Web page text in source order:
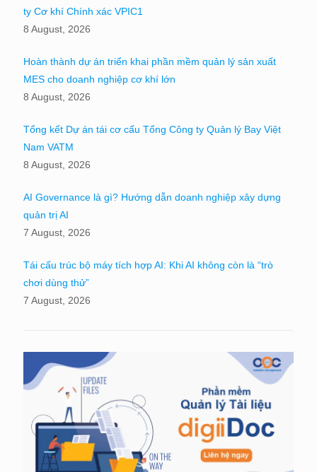
ty Cơ khí Chính xác VPIC1
8 August, 2026
Hoàn thành dự án triển khai phần mềm quản lý sản xuất
MES cho doanh nghiệp cơ khí lớn
8 August, 2026
Tổng kết Dự án tái cơ cấu Tổng Công ty Quản lý Bay Việt
Nam VATM
8 August, 2026
AI Governance là gì? Hướng dẫn doanh nghiệp xây dựng
quản trị AI
7 August, 2026
Tái cấu trúc bộ máy tích hợp AI: Khi AI không còn là “trò
chơi dùng thử”
7 August, 2026